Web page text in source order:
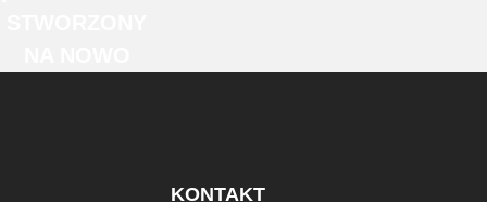
KONTAKT